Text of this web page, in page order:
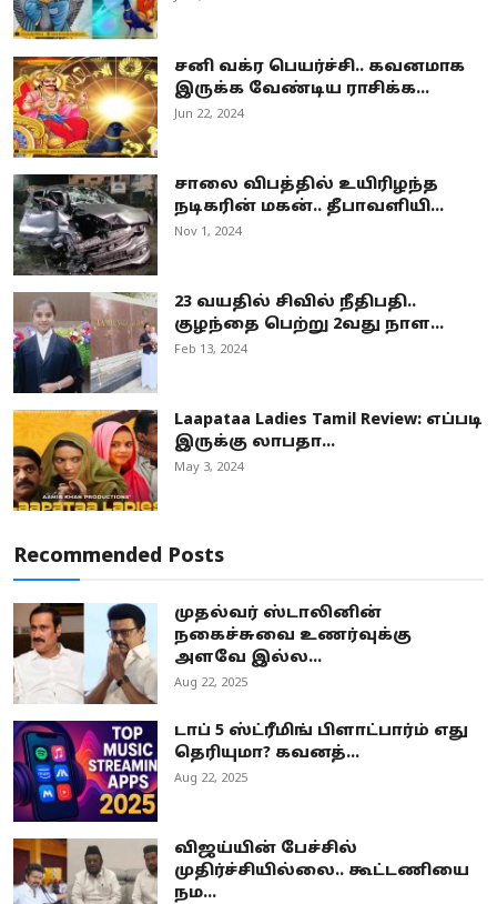
சனி வக்ர பெயர்ச்சி.. கவனமாக
இருக்க வேண்டிய ராசிக்க...
Jun 22, 2024
சாலை விபத்தில் உயிரிழந்த
நடிகரின் மகன்.. தீபாவளியி...
Nov 1, 2024
23 வயதில் சிவில் நீதிபதி..
குழந்தை பெற்று 2வது நாள...
Feb 13, 2024
Laapataa Ladies Tamil Review: எப்படி
இருக்கு லாபதா...
May 3, 2024
Recommended Posts
முதல்வர் ஸ்டாலினின்
நகைச்சுவை உணர்வுக்கு
அளவே இல்ல...
Aug 22, 2025
டாப் 5 ஸ்ட்ரீமிங் பிளாட்பார்ம் எது
தெரியுமா? கவனத்...
Aug 22, 2025
விஜய்யின் பேச்சில்
முதிர்ச்சியில்லை.. கூட்டணியை
நம...